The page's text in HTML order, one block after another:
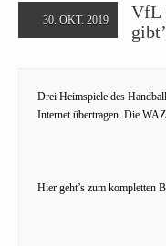
30. OKT. 2019
VfL
Drei Heimspiele des
Internet übertragen. Die
Hier geht’s zum kompletten